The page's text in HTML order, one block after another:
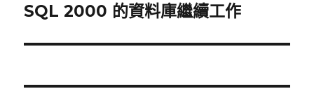
一
文
SQL 2000 的資料庫繼續工作